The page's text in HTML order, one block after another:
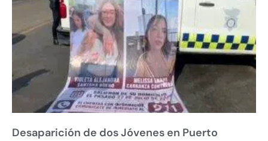
Desaparición de dos Jóvenes en Puerto